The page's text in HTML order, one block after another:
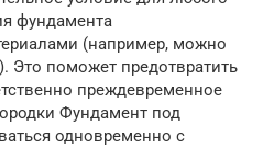
фундамента
(например, можно
Это поможет предотвратить
преждевременное
Фундамент под
одновременно с